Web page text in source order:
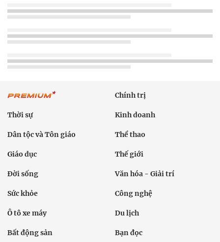
Chính trị
Thời sự Kinh doanh
Dân tộc và Tôn giáo Thể thao
Giáo dục Thế giới
Đời sống Văn hóa - Giải trí
Sức khỏe Công nghệ
Ô tô xe máy Du lịch
Bất động sản Bạn đọc